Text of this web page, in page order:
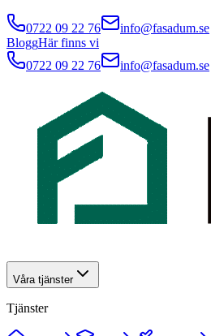
0722 09 22 76
info@fasadum.se
BloggHär finns vi
0722 09 22 76
info@fasadum.se
Våra tjänster
Tjänster